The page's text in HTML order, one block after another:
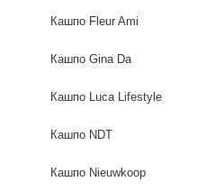
Кашпо Fleur Ami
Кашпо Gina Da
Кашпо Luca Lifestyle
Кашпо NDT
Кашпо Nieuwkoop